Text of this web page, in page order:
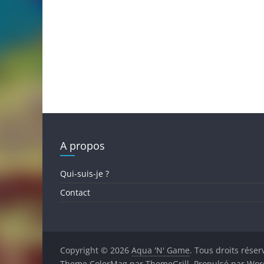
A propos
Qui-suis-je ?
Contact
Copyright © 2026 Aqua 'N' Game. Tous droits